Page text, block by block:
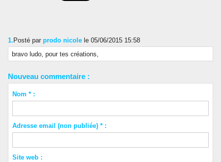
1. Posté par prodo nicole le 05/06/2015 15:58
bravo ludo, pour tes créations,
Nouveau commentaire :
Nom * :
Adresse email (non publiée) * :
Site web :